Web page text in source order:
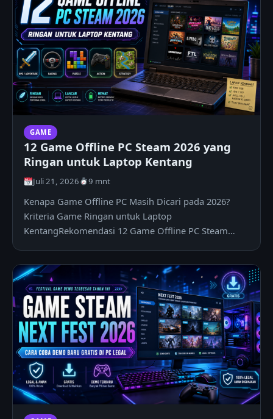
GAME
12 Game Offline PC Steam 2026 yang
Ringan untuk Laptop Kentang
Juli 21, 2026 9 mnt
Kenapa Game Offline PC Masih Dicari pada 2026?
Kriteria Game Ringan untuk Laptop
KentangRekomendasi 12 Game Offline PC Steam